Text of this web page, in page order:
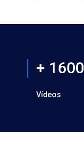
+ 1600
Vídeos